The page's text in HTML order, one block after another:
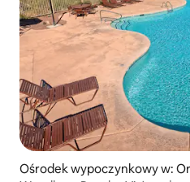
Ośrodek wypoczynkowy w: